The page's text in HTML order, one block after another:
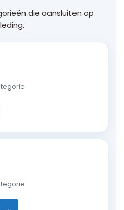
die aansluiten op